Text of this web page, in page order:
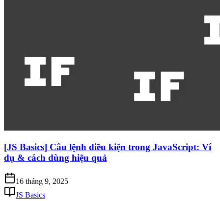
[JS Basics] Câu lệnh điều kiện trong JavaScript: Ví
dụ & cách dùng hiệu quả
16 tháng 9, 2025
JS Basics